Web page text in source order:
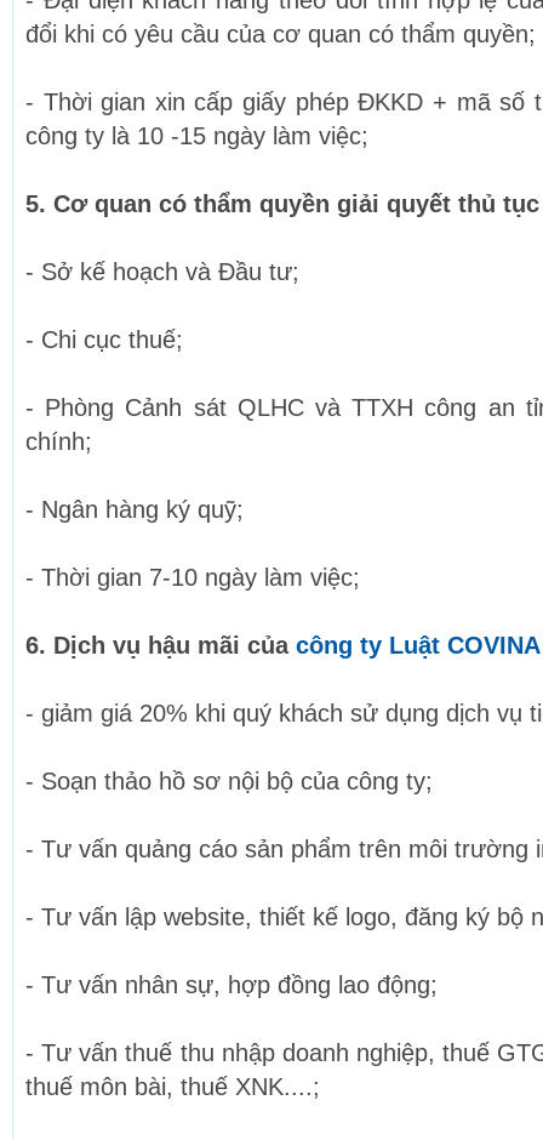
đổi khi có yêu cầu của cơ quan có thẩm quyền;
- Thời gian xin cấp giấy phép ĐKKD + mã số
công ty là 10 -15 ngày làm việc;
5. Cơ quan có thẩm quyền giải quyết thủ
- Sở kế hoạch và Đầu tư;
- Chi cục thuế;
- Phòng Cảnh sát QLHC và TTXH công an
chính;
- Ngân hàng ký quỹ;
- Thời gian 7-10 ngày làm việc;
6. Dịch vụ hậu mãi của công ty Luật COVINA
- giảm giá 20% khi quý khách sử dụng dịch vụ
- Soạn thảo hồ sơ nội bộ của công ty;
- Tư vấn quảng cáo sản phẩm trên môi trường
- Tư vấn lập website, thiết kế logo, đăng ký bộ
- Tư vấn nhân sự, hợp đồng lao động;
- Tư vấn thuế thu nhập doanh nghiệp, thuế
thuế môn bài, thuế XNK....;